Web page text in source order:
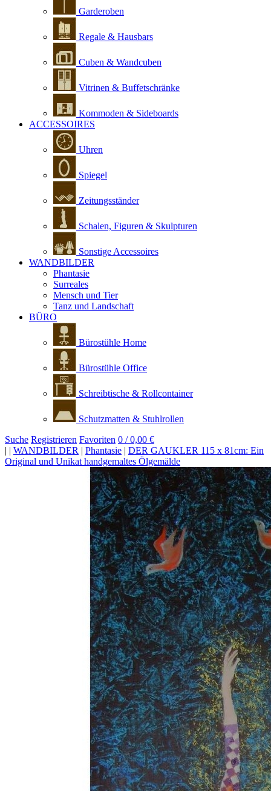
Garderoben
Regale & Hausbars
Cuben & Wandcuben
Vitrinen & Buffetschränke
Kommoden & Sideboards
ACCESSOIRES
Uhren
Spiegel
Zeitungsständer
Schalen, Figuren & Skulpturen
Sonstige Accessoires
WANDBILDER
Phantasie
Surreales
Mensch und Tier
Tanz und Landschaft
BÜRO
Bürostühle Home
Bürostühle Office
Schreibtische & Rollcontainer
Schutzmatten & Stuhlrollen
Suche Registrieren Favoriten 0 / 0,00 €
| | WANDBILDER | Phantasie | DER GAUKLER 115 x 81cm: Ein
Original und Unikat handgemaltes Ölgemälde